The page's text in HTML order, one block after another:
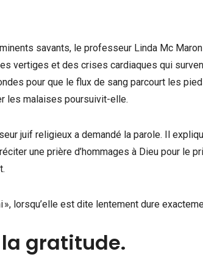
savants, le professeur Linda Mc
vertiges et des crises cardiaques qui
pour que le flux de sang parcourt les
les malaises poursuivit-elle.
juif religieux a demandé la parole. Il
une prière d’hommages à Dieu pour le
lorsqu’elle est dite lentement dure
gratitude.